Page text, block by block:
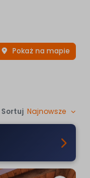
Pokaż na mapie
Sortuj Najnowsze